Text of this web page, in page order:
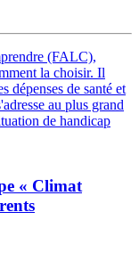
(FALC),
la choisir. Il
dépenses de santé et
au plus grand
de handicap
« Climat